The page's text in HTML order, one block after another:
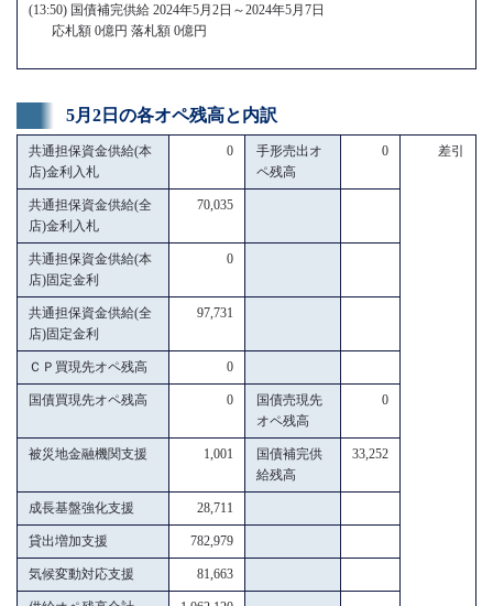
(13:50) 国債補完供給 2024年5月2日～2024年5月7日
応札額 0億円 落札額 0億円
5月2日の各オペ残高と内訳
共通担保資金供給(本
店)金利入札
0
手形売出オ
ペ残高
0 差引
共通担保資金供給(全
店)金利入札
70,035
共通担保資金供給(本
店)固定金利
0
共通担保資金供給(全
店)固定金利
97,731
ＣＰ買現先オペ残高 0
国債買現先オペ残高 0
国債売現先
オペ残高
0
被災地金融機関支援 1,001
国債補完供
給残高
33,252
成長基盤強化支援 28,711
貸出増加支援 782,979
気候変動対応支援 81,663